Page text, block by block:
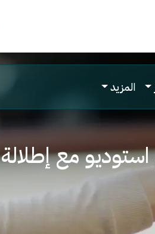
المزيد
مع إطلالة